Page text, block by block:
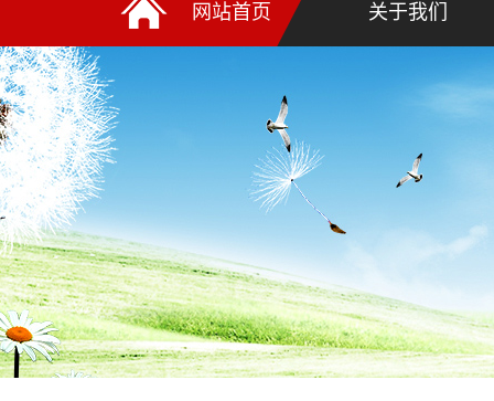
网站首页 关于我们